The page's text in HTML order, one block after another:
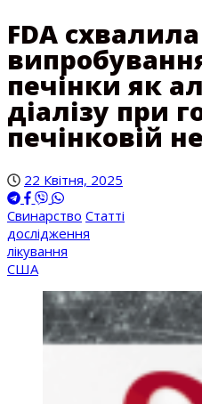
FDA схвалила
печінки як
діалізу при
печінковій
22 Квітня, 2025
Свинарство Статті
дослідження
лікування
США